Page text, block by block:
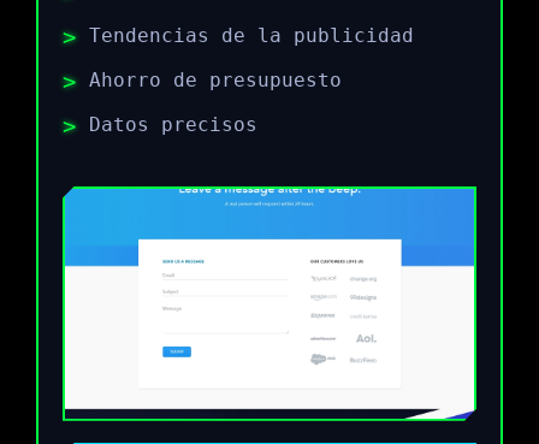
Tendencias de la publicidad
Ahorro de presupuesto
Datos precisos